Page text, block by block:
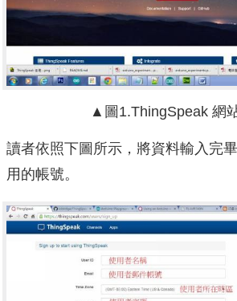
▲圖1.ThingSpeak 網
讀者依照下圖所示，將資料輸入完
用的帳號。